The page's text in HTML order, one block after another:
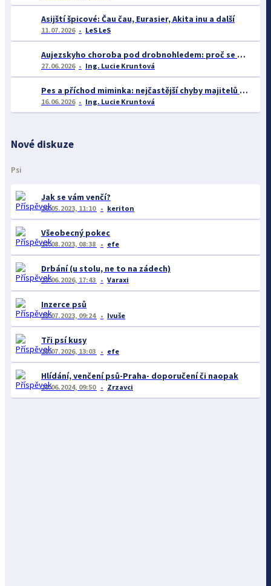
Asijští špicové: Čau čau, Eurasier, Akita inu a další
11.07.2026 LeS LeS
Aujezskyho choroba pod drobnohledem: proč se o ní nyní mluví více než dříve
27.06.2026 Ing. Lucie Kruntová
Pes a příchod miminka: nejčastější chyby majitelů a jak se jim vyhnout
16.06.2026 Ing. Lucie Kruntová
Nové diskuze
Psi
Jak se vám venčí?
26.05.2023, 11:10 keriton
Všeobecný pokec
17.08.2023, 08:38 efe
Drbání (u stolu, ne to na zádech)
23.06.2026, 17:43 Varaxi
Inzerce psů
13.07.2023, 09:24 Ivuše
Tři psí kusy
28.07.2026, 13:03 efe
Hlídání, venčení psů-Praha- doporučení či naopak
28.06.2024, 09:50 Zrzavci